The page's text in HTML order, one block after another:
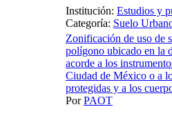
Institución: Estudios y
Categoría: Suelo
Zonificación de uso de
polígono ubicado en la
acorde a los
Ciudad de México o a
protegidas y a los
PorPAOT